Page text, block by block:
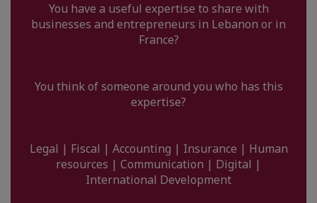
You have a useful expertise to share with
businesses and entrepreneurs in Lebanon or in
France?
You think of someone around you who has this
expertise?
Legal | Fiscal | Accounting | Insurance | Human
resources | Communication | Digital |
International Development